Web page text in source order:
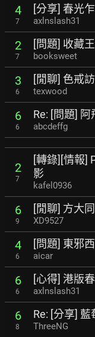
4
7
[分享] 春光
axlnslash31
2
7
[問題] 收藏
booksweet
3
6
[閒聊] 色戒
texwood
6
6
Re: [問題] 阿
abcdeffg
2
7
[轉錄][情報]
影
kafel0936
6
9
[閒聊] 方大
XD9527
4
6
[問題] 東邪
aicar
6
6
[心得] 港版
axlnslash31
6
8
Re: [分享] 藍
ThreeNG